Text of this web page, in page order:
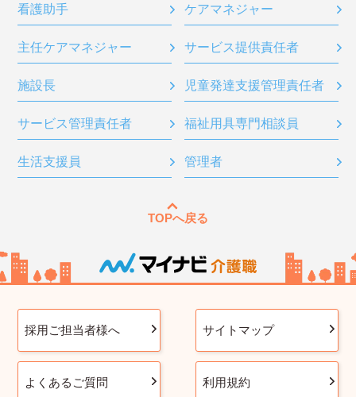
看護助手 ケアマネジャー
主任ケアマネジャー サービス提供責任者
施設長 児童発達支援管理責任者
サービス管理責任者 福祉用具専門相談員
生活支援員 管理者
TOPへ戻る
採用ご担当者様へ サイトマップ
よくあるご質問 利用規約